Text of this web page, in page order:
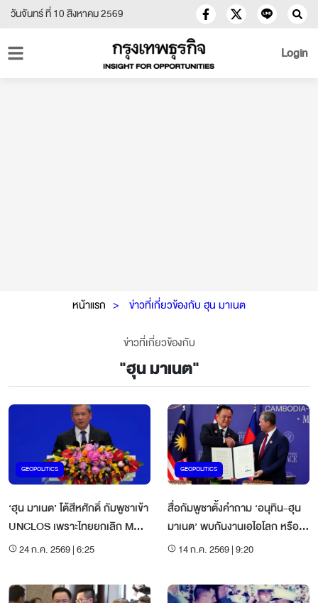
วันจันทร์ ที่ 10 สิงหาคม 2569
Login
หน้าแรก ข่าวที่เกี่ยวข้องกับ ฮุน มาเนต
ข่าวที่เกี่ยวข้องกับ
"ฮุน มาเนต"
GEOPOLITICS
‘ฮุน มาเนต’ โต้สีหศักดิ์ กัมพูชาเข้า
UNCLOS เพราะไทยยกเลิก MOU
4424 ก.ค. 2569 | 6:25
GEOPOLITICS
สื่อกัมพูชาตั้งคำถาม ‘อนุทิน-ฮุน
มาเนต’ พบกันงานเอไอโลก หรือ
จีนจะให้คุย?
14 ก.ค. 2569 | 9:20